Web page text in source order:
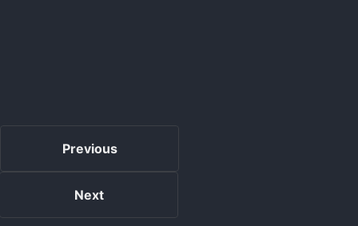
Previous
Next